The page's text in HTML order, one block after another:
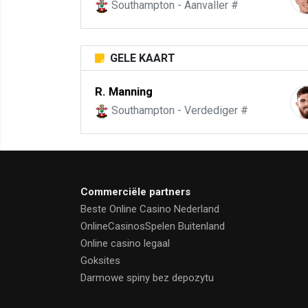
Southampton - Aanvaller #
GELE KAART
R. Manning
Southampton - Verdediger #
Commerciële partners
Beste Online Casino Nederland
OnlineCasinosSpelen Buitenland
Online casino legaal
Goksites
Darmowe spiny bez depozytu